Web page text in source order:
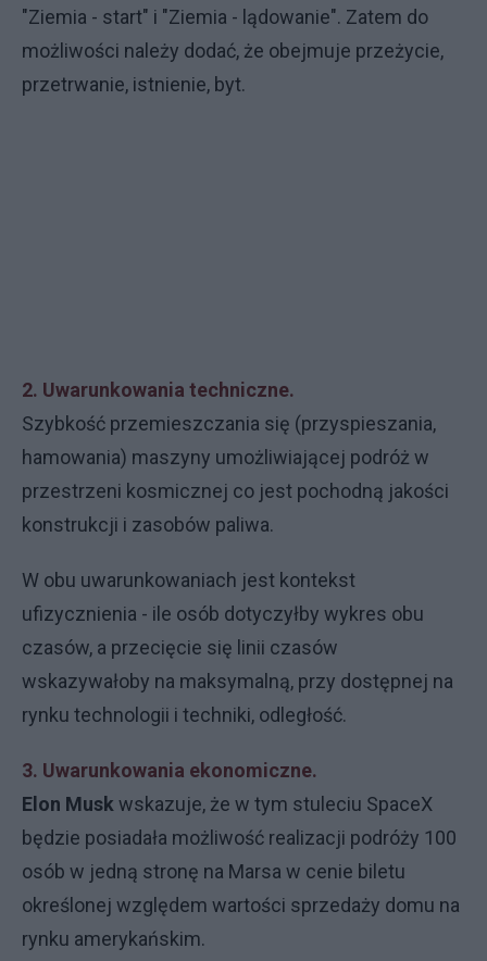
"Ziemia - start" i "Ziemia - lądowanie". Zatem do
możliwości należy dodać, że obejmuje przeżycie,
przetrwanie, istnienie, byt.
2. Uwarunkowania techniczne.
Szybkość przemieszczania się (przyspieszania,
hamowania) maszyny umożliwiającej podróż w
przestrzeni kosmicznej co jest pochodną jakości
konstrukcji i zasobów paliwa.
W obu uwarunkowaniach jest kontekst
ufizycznienia - ile osób dotyczyłby wykres obu
czasów, a przecięcie się linii czasów
wskazywałoby na maksymalną, przy dostępnej na
rynku technologii i techniki, odległość.
3. Uwarunkowania ekonomiczne.
Elon Musk wskazuje, że w tym stuleciu SpaceX
będzie posiadała możliwość realizacji podróży 100
osób w jedną stronę na Marsa w cenie biletu
określonej względem wartości sprzedaży domu na
rynku amerykańskim.